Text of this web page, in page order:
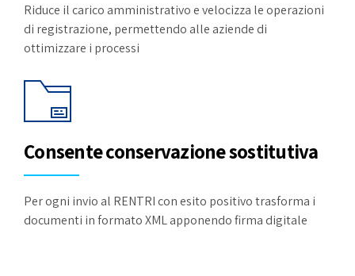
Riduce il carico amministrativo e velocizza le operazioni
di registrazione, permettendo alle aziende di
ottimizzare i processi
Consente conservazione sostitutiva
Per ogni invio al RENTRI con esito positivo trasforma i
documenti in formato XML apponendo firma digitale